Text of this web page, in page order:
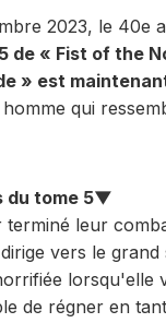
2023, le 40e
de « Fist of the
» est
qui
du tome 5▼
terminé leur
vers le
lorsqu'elle
de régner en